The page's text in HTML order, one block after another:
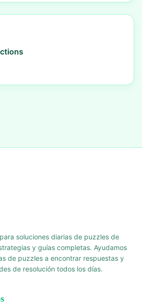
soluciones diarias de puzzles de
y guías completas. Ayudamos
de puzzles a encontrar respuestas y
de resolución todos los días.